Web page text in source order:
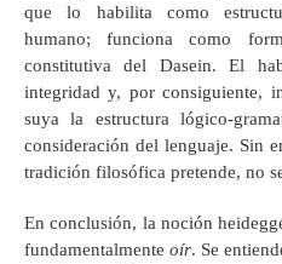
que lo habilita como
humano; funciona como
constitutiva del Dasein. El
integridad y, por consiguiente,
suya la estructura lógico-
consideración del lenguaje. Sin
tradición filosófica pretende, no
En conclusión, la noción
fundamentalmente oír. Se